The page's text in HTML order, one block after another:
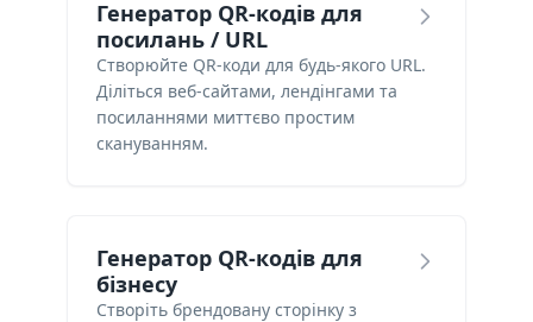
Генератор QR-кодів для
посилань / URL
Створюйте QR-коди для будь-якого URL.
Діліться веб-сайтами, лендінгами та
посиланнями миттєво простим
скануванням.
Генератор QR-кодів для
бізнесу
Створіть брендовану сторінку з